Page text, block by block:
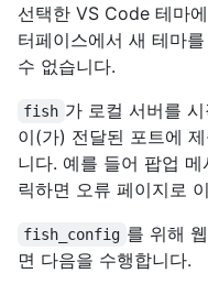
선택한 VS Code 테마
터페이스에서 새 테마
수 없습니다.
fish 가 로컬 서버를
이(가) 전달된 포트에
니다. 예를 들어 팝업 메
릭하면 오류 페이지로
fish_config 를 위해
면 다음을 수행합니다.